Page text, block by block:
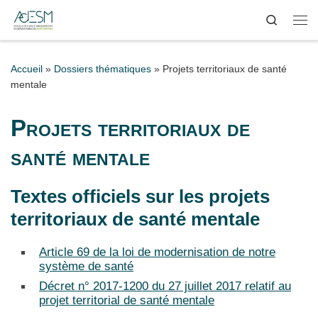
Passer au contenu
Search
Accueil » Dossiers thématiques » Projets territoriaux de santé
mentale
Projets territoriaux de
santé mentale
Textes officiels sur les projets
territoriaux de santé mentale
Article 69 de la loi de modernisation de notre
système de santé
Décret n° 2017-1200 du 27 juillet 2017 relatif au
projet territorial de santé mentale